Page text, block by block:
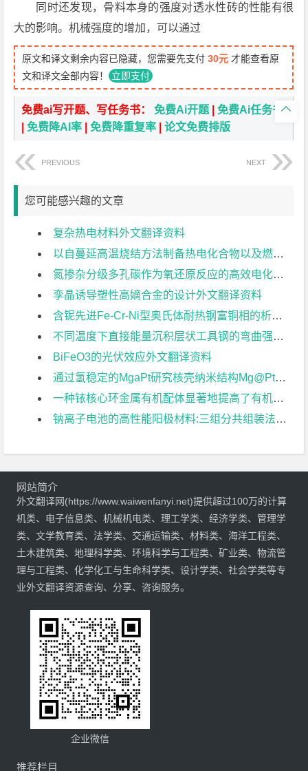
同时还发现，骨料本身的强度对透水性砖的性能有很
大的影响。机械强度的增加，可以通过
原文和译文剩余内容已隐藏，您需要先支付30元 才能查看原
文和译文全部内容！ 立即支付
免费ai写开题、写任务书：免费Ai开题 |免费Ai任务书
|免费降AI率 |免费降重复率 |论文免费排版
PREVIOUS NEXT
您可能感兴趣的文章
复杂热电材料外文翻译资料
以自蔓延高温烧结方法制备热电化合物以及燃烧合成的新标准外文翻译资料
氮掺杂分级多孔碳作为氧还原反应的高效电化学催化剂的研究外文翻译资料
孪晶诱导塑性高嫡合金的设计外文翻译资料
含铌先进Fe-Cr-Ni型奥氏体耐热钢富铜相的析出强化在超临界电厂的应用外文翻译资料
不同温度下直接能量沉积层状工具钢的弯曲强度外文翻译资料
BiFeO3的光伏效应外文翻译资料
通过氢稳定的MgaPt研究核壳纳米结构Mg@Pt中快速“氢泵”的可视化外文翻译资料
一种铱核心环金属有机配体显著地提高了有机太阳能电池 的光伏性能外文翻译资料
钠离子电池的高性能阳极材料:三组分共组装法制备层次多孔碳外文翻译资料

网站简介
外文翻译网(https://www.waiwenfanyi.net)提供超过100万的计算
机类、电子信息类、机械机电类、理工学类、经济学类、管理学
类、文学教育类、法学类、交通运输类、材料类、海洋工程类、
土木建筑类、地理科学类、环境科学与工程类、矿业类、物流管
理与工程类、化学化工与生命科学类、设计学类、社会学类等专
业外文翻译资源查询、分享、咨询服务。
企业微信
推荐栏目